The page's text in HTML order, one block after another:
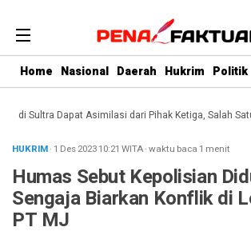
Home Nasional Daerah Hukrim Politik
Dapat Asimilasi dari Pihak Ketiga, Salah Satunya
HUKRIM· 1 Des 202310:21 WITA·waktu baca 1 menit
Humas Sebut Kepolisian
Sengaja Biarkan Konflik di
PT MJ